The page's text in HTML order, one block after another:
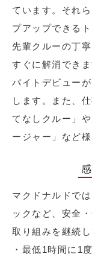
ています。それ
プアップできる
先輩クルーの丁
すぐに解消できま
バイトデビュー
します。また、
てなしクルー」
ージャー」など
マクドナルドで
ックなど、安全
取り組みを継続
・最低1時間に1